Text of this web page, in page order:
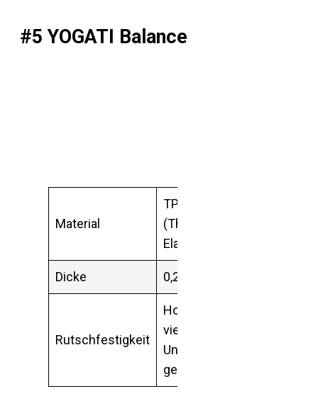
#5 YOGATI Balance
Material
TPE
(Thermoplastische
Elastomere)
Dicke 0,24″ (6mm)
Rutschfestigkeit
Hoch, für
vielfältige
Untergründe
geeignet